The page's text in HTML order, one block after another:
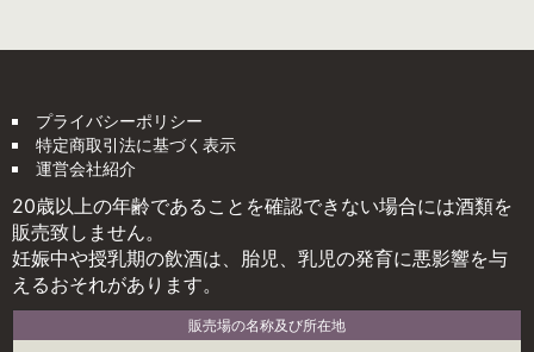
プライバシーポリシー
特定商取引法に基づく表示
運営会社紹介
20歳以上の年齢であることを確認できない場合には酒類を
販売致しません。
妊娠中や授乳期の飲酒は、胎児、乳児の発育に悪影響を与
えるおそれがあります。
販売場の名称及び所在地